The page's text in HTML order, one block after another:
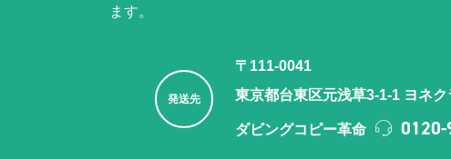
ます。
発送先
〒111-0041
東京都台東区元浅草3-1-1 ヨネ
ダビングコピー革命